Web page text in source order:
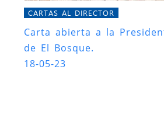
CARTAS AL DIRECTOR
Carta abierta a la
de El Bosque.
18-05-23